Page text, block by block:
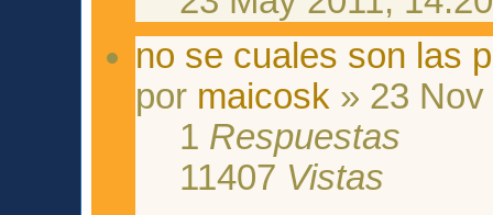
no se cuales son las
por maicosk » 23
1 Respuestas
11407 Vistas